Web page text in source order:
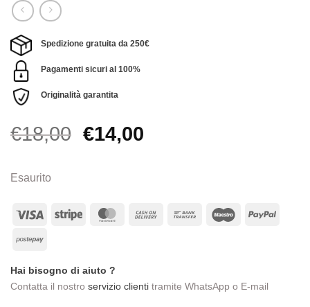
Spedizione gratuita da 250€
Pagamenti sicuri al 100%
Originalità garantita
€18,00 Il
€18,00.
€14,00Il
€14,00.
Esaurito
Visa Stripe MasterCard
Cash
Bank
Maestro
Postepay
Hai bisogno di aiuto ?
Contatta il nostro servizio clienti tramite WhatsApp o E-mail